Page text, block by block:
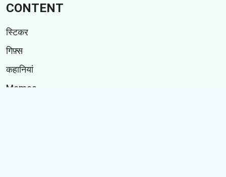
CONTENT
स्टिकर
गिफ़्स
कहानियां
Memes